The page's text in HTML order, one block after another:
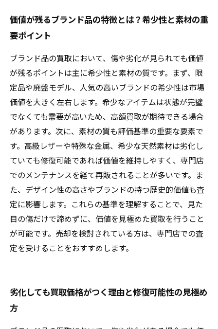
価値が残るブランド品の特徴とは？希少性と素材の重
要ポイント
ブランド品の買取において、傷や劣化が見られても価値
が残るポイントは主に希少性と素材の質です。まず、限
定品や廃盤モデル、人気の高いブランドの希少性は市場
価値を大きく左右します。希少なアイテムは状態が完璧
でなくても需要が高いため、高額買取が期待できる場合
があります。次に、素材の質も評価基準の重要な要素で
す。高級レザーや特殊な金属、希少な天然素材は劣化し
ていても修復可能であれば価値を維持しやすく、専門店
でのメンテナンスを経て再販されることが多いです。ま
た、デザイン性の高さやブランドの持つ歴史的価値も査
定に影響します。これらの基準を理解することで、見た
目の傷だけで諦めずに、価値を見極めた買取を行うこと
が可能です。売却を検討されている方は、専門店での査
定を受けることをおすすめします。
劣化しても買取価格がつく理由と修復可能性の見極め
方